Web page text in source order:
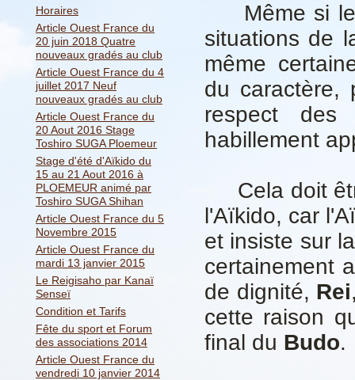
Horaires
Article Ouest France du
20 juin 2018 Quatre
nouveaux gradés au club
Article Ouest France du 4
juillet 2017 Neuf
nouveaux gradés au club
Article Ouest France du
20 Aout 2016 Stage
Toshiro SUGA Ploemeur
Stage d'été d'Aïkido du
15 au 21 Aout 2016 à
PLOEMEUR animé par
Toshiro SUGA Shihan
Article Ouest France du 5
Novembre 2015
Article Ouest France du
mardi 13 janvier 2015
Le Reigisaho par Kanaï
Senseï
Condition et Tarifs
Fête du sport et Forum
des associations 2014
Article Ouest France du
vendredi 10 janvier 2014
Même si les
situations de
même
du caractère,
respect des
habillement
Cela doit
l'Aïkido, car
et insiste sur
certainement
de dignité, Rei
cette raison
final du Budo.